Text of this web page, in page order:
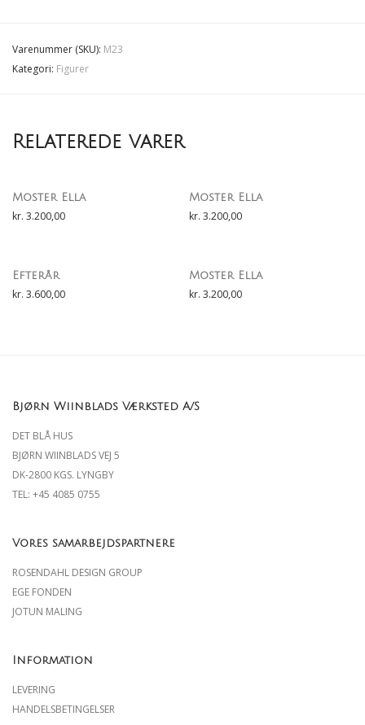
Varenummer (SKU): M23
Kategori: Figurer
Relaterede varer
Moster Ella
kr. 3.200,00
Moster Ella
kr. 3.200,00
Efterår
kr. 3.600,00
Moster Ella
kr. 3.200,00
Bjørn Wiinblads Værksted A/S
DET BLÅ HUS
BJØRN WIINBLADS VEJ 5
DK-2800 KGS. LYNGBY
TEL: +45 4085 0755
Vores samarbejdspartnere
ROSENDAHL DESIGN GROUP
EGE FONDEN
JOTUN MALING
Information
LEVERING
HANDELSBETINGELSER